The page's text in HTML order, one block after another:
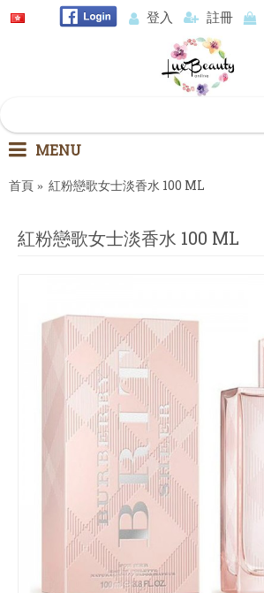
登入 註冊
MENU
首頁 紅粉戀歌女士淡香水 100 ML
紅粉戀歌女士淡香水 100 ML